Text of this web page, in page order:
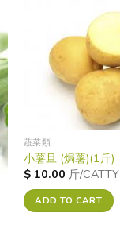
蔬菜類
小薯旦 (焗薯)(1斤)
$10.00 斤/CATTY
ADD TO CART